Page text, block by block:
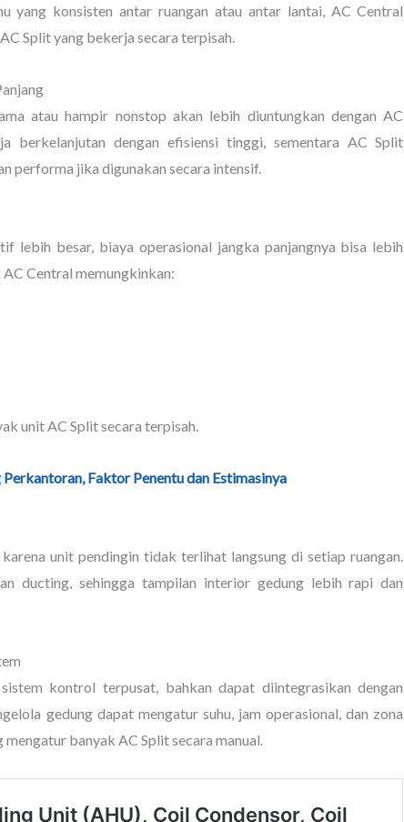
yang konsisten antar ruangan atau antar lantai, AC Central
Split yang bekerja secara terpisah.
atau hampir nonstop akan lebih diuntungkan dengan AC
berkelanjutan dengan efisiensi tinggi, sementara AC Split
performa jika digunakan secara intensif.
lebih besar, biaya operasional jangka panjangnya bisa lebih
Central memungkinkan:
unit AC Split secara terpisah.
Faktor Penentu dan Estimasinya
unit pendingin tidak terlihat langsung di setiap ruangan.
ducting, sehingga tampilan interior gedung lebih rapi dan
kontrol terpusat, bahkan dapat diintegrasikan dengan
gedung dapat mengatur suhu, jam operasional, dan zona
banyak AC Split secara manual.